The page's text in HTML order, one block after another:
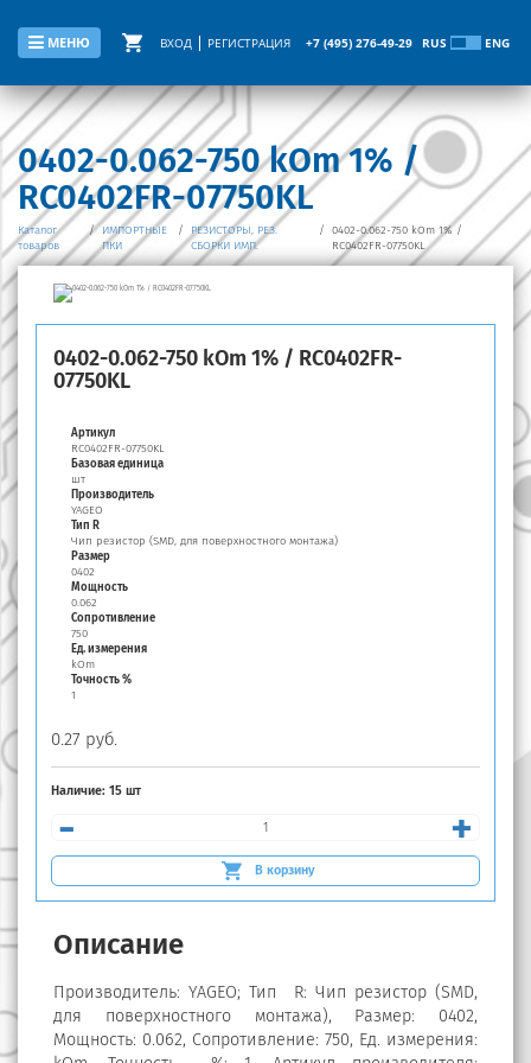
МЕНЮ ВХОД РЕГИСТРАЦИЯ +7 (495) 276-49-29 RUS ENG
0402-0.062-750 kOm 1% /
RC0402FR-07750KL
Каталог
товаров
/ ИМПОРТНЫЕ
ПКИ
/
РЕЗИСТОРЫ, РЕЗ.
СБОРКИ ИМП.
/ 0402-0.062-750 kOm 1% /
RC0402FR-07750KL
0402-0.062-750 kOm 1% / RC0402FR-
07750KL
Артикул
RC0402FR-07750KL
Базовая единица
шт
Производитель
YAGEO
Тип R
Чип резистор (SMD, для поверхностного монтажа)
Размер
0402
Мощность
0.062
Сопротивление
750
Ед. измерения
kOm
Точность %
1
0.27 руб.
Наличие: 15 шт
- +
В корзину
Описание
Производитель: YAGEO; Тип R: Чип резистор (SMD,
для поверхностного монтажа), Размер: 0402,
Мощность: 0.062, Сопротивление: 750, Ед. измерения: